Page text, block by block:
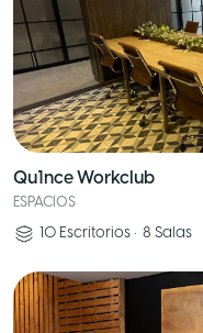
Qu1nce Workclub
ESPACIOS
10 Escritorios • 8 Salas